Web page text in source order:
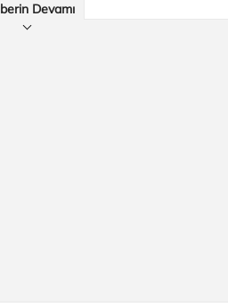
Devamı